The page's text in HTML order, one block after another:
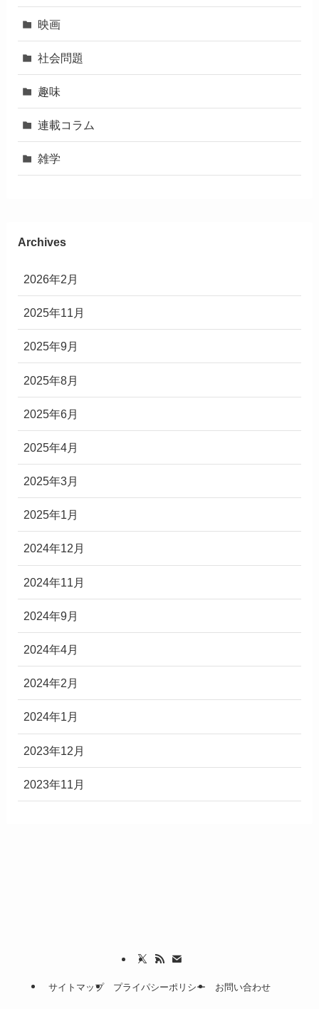
映画
社会問題
趣味
連載コラム
雑学
Archives
2026年2月
2025年11月
2025年9月
2025年8月
2025年6月
2025年4月
2025年3月
2025年1月
2024年12月
2024年11月
2024年9月
2024年4月
2024年2月
2024年1月
2023年12月
2023年11月
サイトマップ プライパシーポリシー お問い合わせ